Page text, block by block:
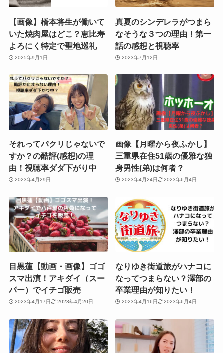
【画像】橋本将生が働いて
いた焼肉屋はどこ？恵比寿
よろにく特定で聖地巡礼
2025年9月1日
真夏のシンデレラがつまら
なそうな３つの理由！第一
話の感想と視聴率
2023年7月12日
それってパクリじゃないで
すか？の酷評(感想)の理
由！視聴率ダダ下がり中
2023年4月29日
画像【月曜から夜ふかし】
三重県在住51歳の優雅な独
身男性(弟)は何者？
2023年4月24日 2023年6月4日
目黒蓮【動画・画像】ゴゴ
スマ出演！アキダイ（スー
パー）でイチゴ販売
2023年4月17日 2023年4月20日
なりゆき街道旅がハナコに
なってつまらない？澤部の
卒業理由が知りたい！
2023年4月16日 2023年6月4日